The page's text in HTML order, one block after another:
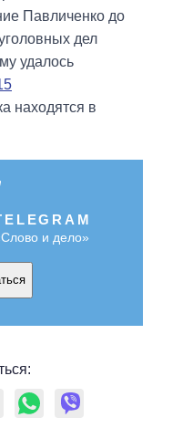
Павличенко до
дел
удалось
находятся в
и дело»